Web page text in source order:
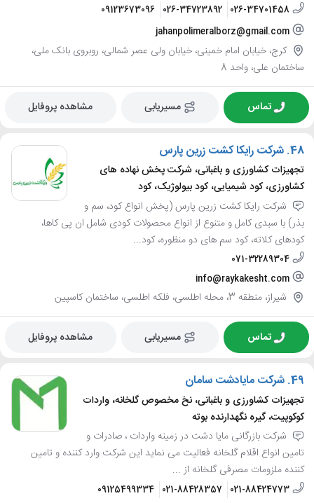
026-34701458
026-34723892
09123673096
jahanpolimeralborz@gmail.com
کرج، خیابان امام خمینی، خیابان ولی عصر شمالی، روبروی بانک ملی،
ساختمان علی، واحد 8
تماس مسیریابی مشاهده پروفایل
48. شرکت رایکا کشت زرین پارس
تجهیزات کشاورزی و باغبانی، شرکت پخش نهاده های
کشاورزی، کود شیمیایی، کود بیولوژیک، کود
شرکت رایکا کشت زرین پارس (پخش انواع کود، سم و
بذر) با سبدی کامل و متنوع از انواع محصولات کودی شامل ان پی کاها،
کودهای کلاته، کود سم های دو منظوره، کود...
071-32289304
info@raykakesht.com
شیراز، منطقه 3، محله اطلسی، فلکه اطلسی، ساختمان کاسپین
تماس مسیریابی مشاهده پروفایل
49. شرکت مایادشت سامان
تجهیزات کشاورزی و باغبانی، نخ مخصوص گلخانه، واردات
کوکوپیت، گیره نگهدارنده بوته
شرکت بازرگانی مایا دشت در زمینه واردات ، صادرات و
تامین انواع اقلام گلخانه فعالیت می نماید این شرکت وارد کننده و تامین
کننده ملزومات مصرفی گلخانه از ...
021-88424773
021-88428357
09125499334